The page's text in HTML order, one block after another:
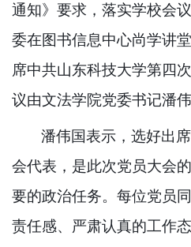
通知》要求，落实学校会
委在图书信息中心尚学讲
席中共山东科技大学第四
议由文法学院党委书记潘伟
潘伟国表示，选好出
会代表，是此次党员大会
要的政治任务。每位党员
责任感、严肃认真的工作